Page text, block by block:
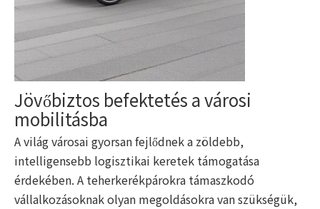
Jövőbiztos befektetés a városi
mobilitásba
A világ városai gyorsan fejlődnek a zöldebb,
intelligensebb logisztikai keretek támogatása
érdekében. A teherkerékpárokra támaszkodó
vállalkozásoknak olyan megoldásokra van szükségük,